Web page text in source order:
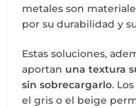
metales son
por su durabilidad y
Estas soluciones,
aportan una textura
sin sobrecargarlo.
el gris o el beige